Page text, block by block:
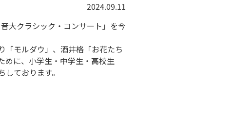
2024.09.11
大クラシック・コンサート」 を今
「モルダウ」、酒井格「お花たち
に、 小学生・中学生・高校生
しております。